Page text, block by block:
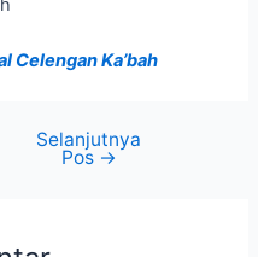
Celengan Ka’bah
Selanjutnya
Pos →